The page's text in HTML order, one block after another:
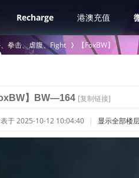
Recharge 港澳充值
拳击、虐腹、Fight
›
【FoxBW】
】BW—164 [复制链接]
于 2025-10-12 10:04:40 | 显示全部楼